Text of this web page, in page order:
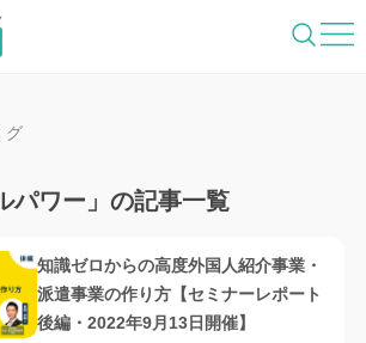
界の一歩先を照らすメディ
グ
パワー」の記事一覧
知識ゼロからの高度外国人紹介事業・
派遣事業の作り方【セミナーレポート
後編・2022年9月13日開催】